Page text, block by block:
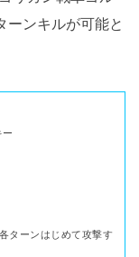
ーンキルが可能と
ー
ターンはじめて攻撃す